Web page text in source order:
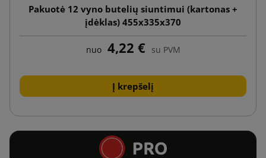
Pakuotė 12 vyno butelių siuntimui (kartonas +
įdėklas) 455x335x370
nuo 4,22 € su PVM
Į krepšelį